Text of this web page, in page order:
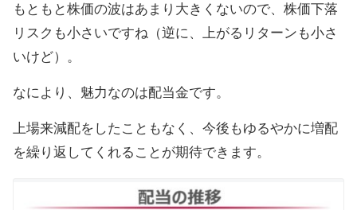
もともと株価の波はあまり大きくないので、株価下落
リスクも小さいですね（逆に、上がるリターンも小さ
いけど）。
なにより、魅力なのは配当金です。
上場来減配をしたこともなく、今後もゆるやかに増配
を繰り返してくれることが期待できます。